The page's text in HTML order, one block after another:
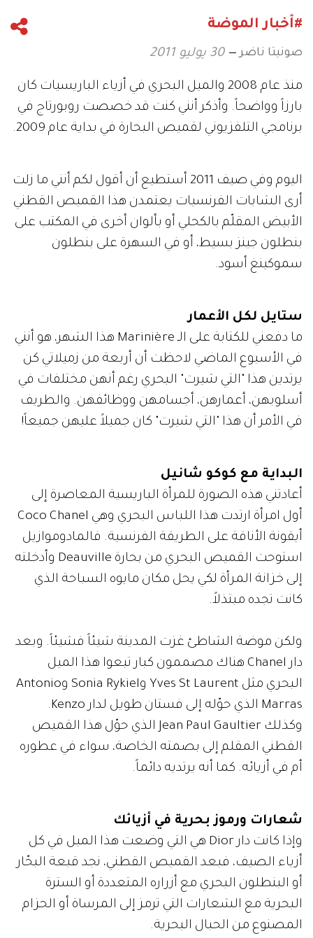
#أخبار الموضة
صونيتا ناضر 30 يوليو 2011
منذ عام 2008 والميل البحري في أزياء الباريسيات كان
بارزاً وواضحاً. وأذكر أنني كنت قد خصصت روبورتاج في
برنامجي التلفزيوني لقميص البحارة في بداية عام 2009.
اليوم وفي صيف 2011 أستطيع أن أقول لكم أنني ما زلت
أرى الشابات الفرنسيات يعتمدن هذا القميص القطني
الأبيض المقلّم بالكحلي أو بألوان أخرى في المكتب على
بنطلون جينز بسيط، أو في السهرة على بنطلون
سموكينغ أسود.
ستايل لكل الأعمار
ما دفعني للكتابة على الـ Marinière هذا الشهر، هو أنني
في الأسبوع الماضي لاحظت أن أربعة من زميلاتي كن
يرتدين هذا "التي شيرت" البحري رغم أنهن مختلفات في
أسلوبهن، أعمارهن، أجسامهن ووظائفهن. والطريف
في الأمر أن هذا "التي شيرت" كان جميلاً عليهن جميعاً!
البداية مع كوكو شانيل
أعادتني هذه الصورة للمرأة الباريسية المعاصرة إلى
أول امرأة ارتدت هذا اللباس البحري وهي Coco Chanel
أيقونة الأناقة على الطريقة الفرنسية. فالمادوموازيل
استوحت القميص البحري من بحارة Deauville وأدخلته
إلى خزانة المرأة لكي يحل مكان مايوه السباحة الذي
كانت تجده مبتذلاً.
ولكن موضة الشاطئ غزت المدينة شيئاً فشيئاً. وبعد
دار Chanel هناك مصممون كبار تبعوا هذا الميل
البحري مثل Yves St Laurent وSonia Rykiel وAntonio
Marras الذي حوّله إلى فستان طويل لدار Kenzo.
وكذلك Jean Paul Gaultier الذي حوّل هذا القميص
القطني المقلم إلى بصمته الخاصة، سواء في عطوره
أم في أزيائه. كما أنه يرتديه دائماً.
شعارات ورموز بحرية في أزيائك
وإذا كانت دار Dior هي التي وضعت هذا الميل في كل
أزياء الصيف، فبعد القميص القطني، نجد قبعة البحّار
أو البنطلون البحري مع أزراره المتعددة أو السترة
البحرية مع الشعارات التي ترمز إلى المرساة أو الحزام
المصنوع من الحبال البحرية.